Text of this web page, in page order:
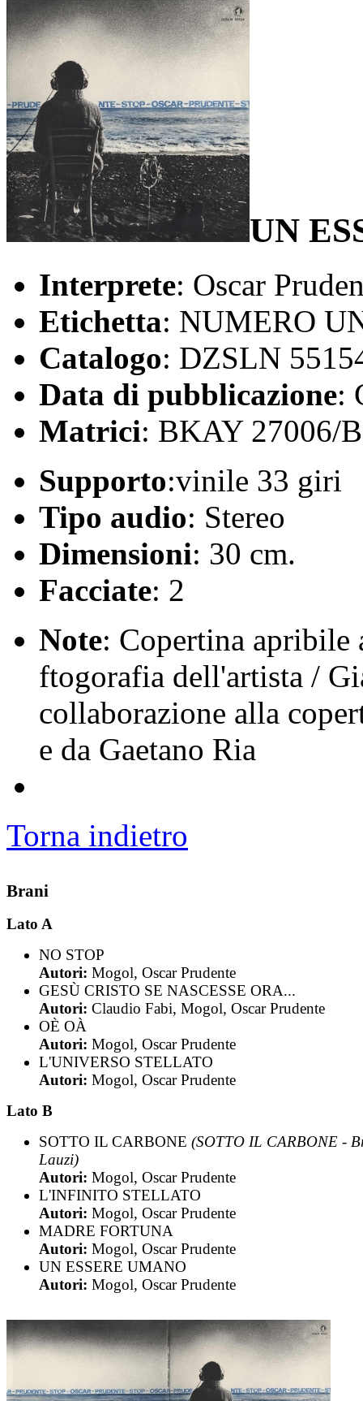
UN
Interprete: Oscar
Etichetta: NUMERO
Catalogo: DZSLN
Data di pubblicazione:
Matrici: BKAY 27006/
Supporto:vinile 33 giri
Tipo audio: Stereo
Dimensioni: 30 cm.
Facciate: 2
Note: Copertina
ftogorafia dell'artista /
collaborazione alla
e da Gaetano Ria
Torna indietro
Brani
Lato A
NO STOP
Autori: Mogol, Oscar Prudente
GESÙ CRISTO SE NASCESSE ORA...
Autori: Claudio Fabi, Mogol, Oscar Prudente
OÈ OÀ
Autori: Mogol, Oscar Prudente
L'UNIVERSO STELLATO
Autori: Mogol, Oscar Prudente
Lato B
SOTTO IL CARBONE (SOTTO IL CARBONE -
Lauzi)
Autori: Mogol, Oscar Prudente
L'INFINITO STELLATO
Autori: Mogol, Oscar Prudente
MADRE FORTUNA
Autori: Mogol, Oscar Prudente
UN ESSERE UMANO
Autori: Mogol, Oscar Prudente